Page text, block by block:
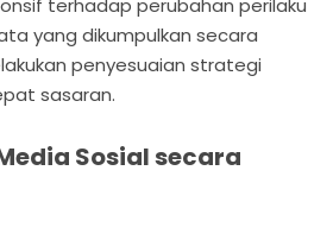
terhadap perubahan perilaku
yang dikumpulkan secara
penyesuaian strategi
sasaran.
Sosial secara